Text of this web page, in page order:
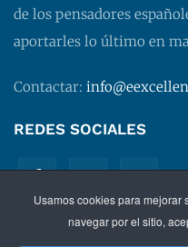
Usamos cookies para mejorar
navegar por el sitio,
de los pensadores
aportarles lo último en
Contactar:
REDES SOCIALES